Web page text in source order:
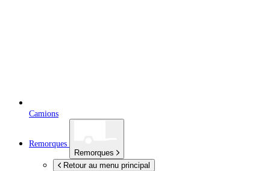
Camions
Remorques
Remorques
Retour au menu principal